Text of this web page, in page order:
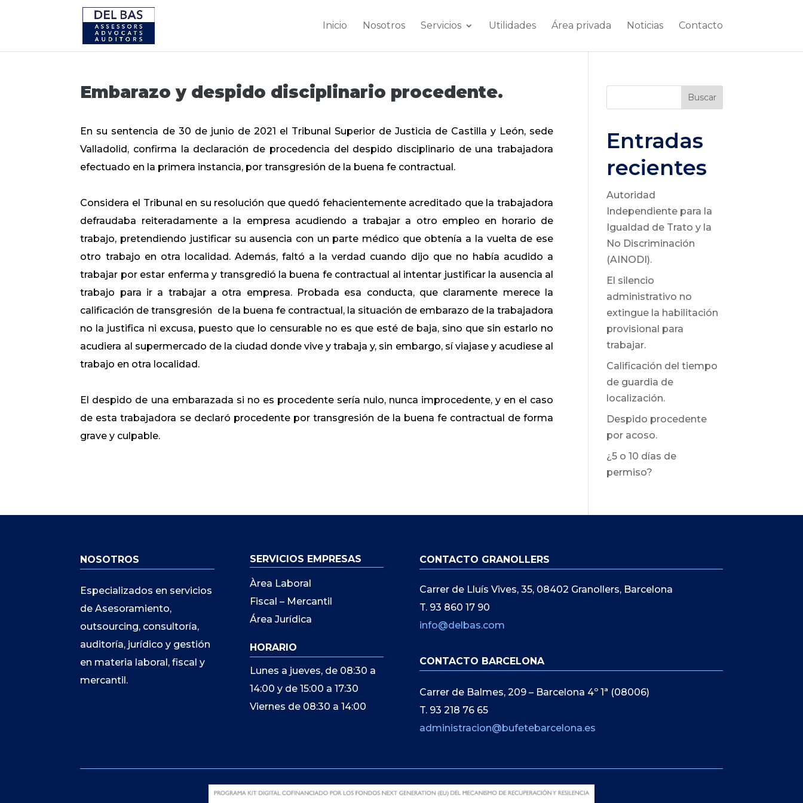
Inicio Nosotros Servicios Utilidades Área privada Noticias Contacto
Embarazo y despido disciplinario procedente.
En su sentencia de 30 de junio de 2021 el Tribunal Superior de Justicia de Castilla y León, sede
Valladolid, confirma la declaración de procedencia del despido disciplinario de una trabajadora
efectuado en la primera instancia, por transgresión de la buena fe contractual.
Considera el Tribunal en su resolución que quedó fehacientemente acreditado que la trabajadora
defraudaba reiteradamente a la empresa acudiendo a trabajar a otro empleo en horario de
trabajo, pretendiendo justificar su ausencia con un parte médico que obtenía a la vuelta de ese
otro trabajo en otra localidad. Además, faltó a la verdad cuando dijo que no había acudido a
trabajar por estar enferma y transgredió la buena fe contractual al intentar justificar la ausencia al
trabajo para ir a trabajar a otra empresa. Probada esa conducta, que claramente merece la
calificación de transgresión de la buena fe contractual, la situación de embarazo de la trabajadora
no la justifica ni excusa, puesto que lo censurable no es que esté de baja, sino que sin estarlo no
acudiera al supermercado de la ciudad donde vive y trabaja y, sin embargo, sí viajase y acudiese al
trabajo en otra localidad.
El despido de una embarazada si no es procedente sería nulo, nunca improcedente, y en el caso
de esta trabajadora se declaró procedente por transgresión de la buena fe contractual de forma
grave y culpable.
Buscar
Entradas
recientes
Autoridad
Independiente para la
Igualdad de Trato y la
No Discriminación
(AINODI).
El silencio
administrativo no
extingue la habilitación
provisional para
trabajar.
Calificación del tiempo
de guardia de
localización.
Despido procedente
por acoso.
¿5 o 10 días de
permiso?
NOSOTROS
Especializados en servicios
de Asesoramiento,
outsourcing, consultoría,
auditoría, jurídico y gestión
en materia laboral, fiscal y
mercantil.
SERVICIOS EMPRESAS
Àrea Laboral
Fiscal – Mercantil
Área Jurídica
HORARIO
Lunes a jueves, de 08:30 a
14:00 y de 15:00 a 17:30
Viernes de 08:30 a 14:00
CONTACTO GRANOLLERS
Carrer de Lluís Vives, 35, 08402 Granollers, Barcelona
T. 93 860 17 90
info@delbas.com
CONTACTO BARCELONA
Carrer de Balmes, 209 – Barcelona 4º 1ª (08006)
T. 93 218 76 65
administracion@bufetebarcelona.es